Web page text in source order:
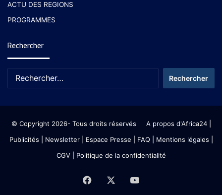
ACTU DES REGIONS
PROGRAMMES
Rechercher
© Copyright 2026- Tous droits réservés A propos d'Africa24|
Publicités
Newsletter| Espace Presse | FAQ | Mentions légales
CGV| Politique de la confidentialité